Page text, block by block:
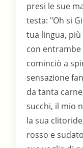
presi le sue
testa: "Oh si
tua lingua,
con entrambe
cominciò a
sensazione
da tanta
succhi, il mio
la sua
rosso e